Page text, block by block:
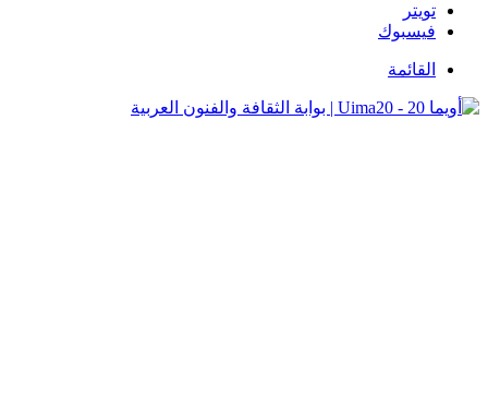
تويتر
فيسبوك
القائمة